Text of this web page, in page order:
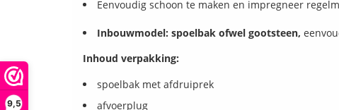
9,5
Eenvoudig schoon te maken en impregneer
Inbouwmodel: spoelbak ofwel gootsteen,
Inhoud verpakking:
spoelbak met afdruiprek
afvoerplug